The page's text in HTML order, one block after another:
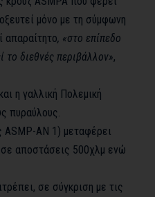
μόνο με τη σύμφωνη
απαραίτητο, «στο επίπεδο
το διεθνές περιβάλλον»,
η γαλλική Πολεμική
πυραύλους.
AN 1) μεταφέρει
αποστάσεις 500χλμ ενώ
σε σύγκριση με τις